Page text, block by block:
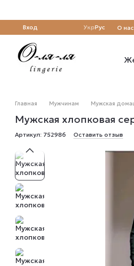
Вход УкрРус О нас
Главная Мужчинам Мужская
Мужская хлопковая
Артикул: 752986 Оставить отзыв